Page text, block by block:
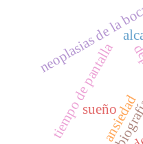
sueñoansiedad
tiempo de pantalla
neoplasias de la